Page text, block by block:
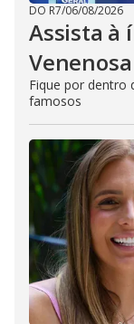
DO R7/06/08/2026
Assista à
Fique por dentro
famosos